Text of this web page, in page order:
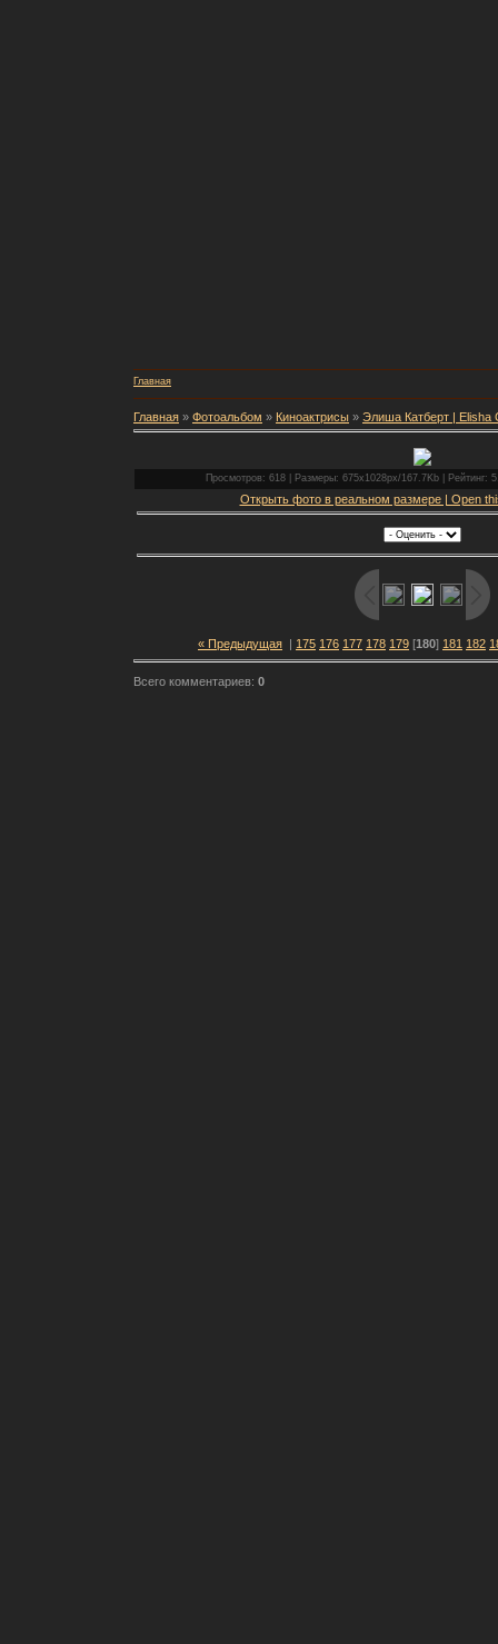
Главная
Главная » Фотоальбом » Киноактрисы » Элиша Катберт | Elisha
Просмотров: 618 | Размеры: 675x1028px/167.7Kb | Рейтинг:
Открыть фото в реальном размере | Open
« Предыдущая | 175 176 177 178 179 [180] 181 182
Всего комментариев: 0